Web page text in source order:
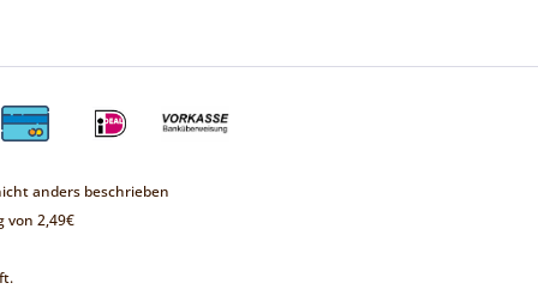
anders beschrieben
von 2,49€